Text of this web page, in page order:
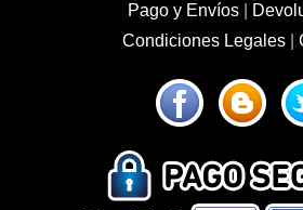
Pago y Envíos|
Condiciones Legales